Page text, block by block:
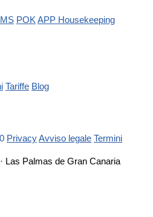
POK APP Housekeeping
Tariffe Blog
PrivacyAvviso legale Termini
Las Palmas de Gran Canaria